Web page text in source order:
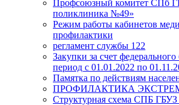
Профсоюзный комитет СПб
поликлиника №49»
Режим работы кабинетов
профилактики
регламент службы 122
Закупки за счет
период с 01.01.2022 по
Памятка по действиям
ПРОФИЛАКТИКА
Структурная схема СПБ